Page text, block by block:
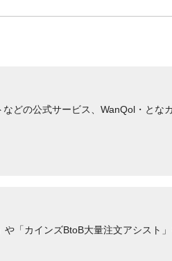
どの公式サービス、WanQol・とな
「カインズBtoB大量注文アシスト